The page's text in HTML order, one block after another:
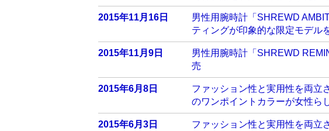
2015年11月16日
男性用腕時計「SHREWD
ティングが印象的な限定モデル
2015年11月9日
男性用腕時計「SHREWD
売
2015年6月8日
ファッション性と実用性を両立
のワンポイントカラーが女性ら
2015年6月3日
ファッション性と実用性を両立